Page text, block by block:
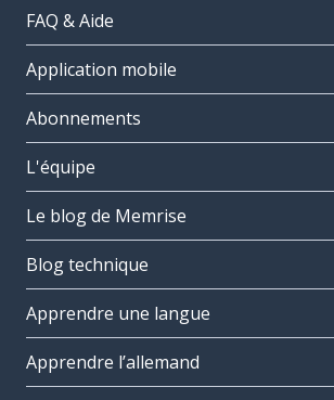
FAQ & Aide
Application mobile
Abonnements
L'équipe
Le blog de Memrise
Blog technique
Apprendre une langue
Apprendre l’allemand